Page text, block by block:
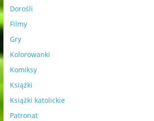
Dorośli
Filmy
Gry
Kolorowanki
Komiksy
Książki
Książki katolickie
Patronat